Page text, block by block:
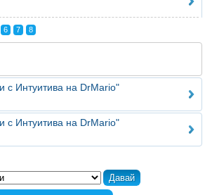
6 7 8
с Интуитива на DrMario"
с Интуитива на DrMario"